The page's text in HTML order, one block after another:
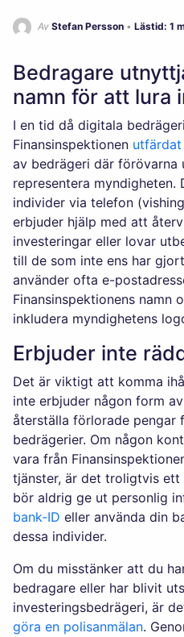
Av Stefan Persson • Lästid: 1
Bedragare
namn för att lura
I en tid då digitala
Finansinspektionen utfärdat
av bedrägeri där
representera myndigheten.
individer via telefon
erbjuder hjälp med att
investeringar eller lovar
till de som inte ens har
använder ofta e-
Finansinspektionens namn
inkludera myndighetens
Erbjuder inte
Det är viktigt att komma
inte erbjuder någon form
återställa förlorade pengar
bedrägerier. Om någon
vara från
tjänster, är det troligtvis
bör aldrig ge ut personlig
bank-ID eller använda din
dessa individer.
Om du misstänker att du
bedragare eller har blivit
investeringsbedrägeri, är
göra en polisanmälan.